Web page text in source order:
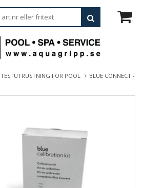
TESTUTRUSTNING FÖR POOL
BLUE CONNECT -